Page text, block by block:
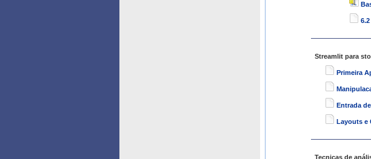
Streamlit para
Primeira
Entrada
Layouts e
Tecnicas de